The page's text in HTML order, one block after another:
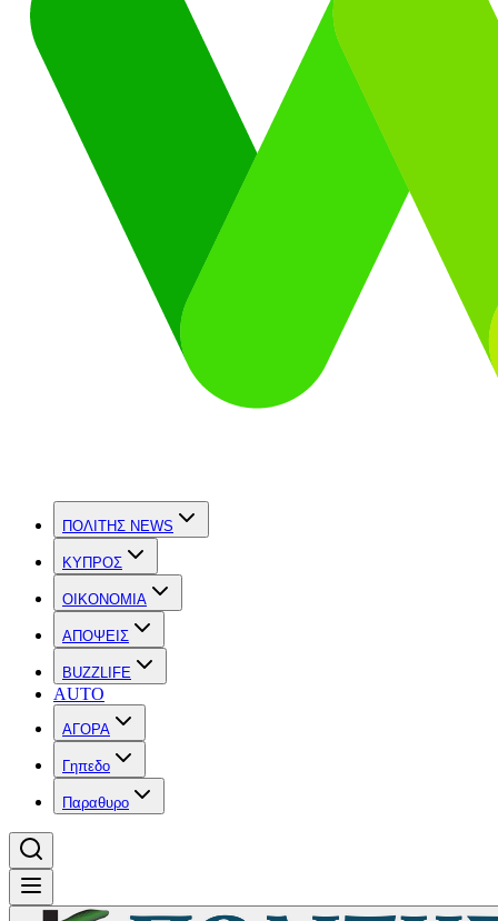
ΠΟΛΙΤΗΣ NEWS
ΚΥΠΡΟΣ
OIKONOMIA
ΑΠΟΨΕΙΣ
BUZZLIFE
AUTO
ΑΓΟΡΑ
Γηπεδο
Παραθυρο